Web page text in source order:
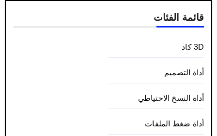
قائمة الفئات
3D كاد
أداة التصميم
أداة النسخ الاحتياطي
أداة ضغط الملفات